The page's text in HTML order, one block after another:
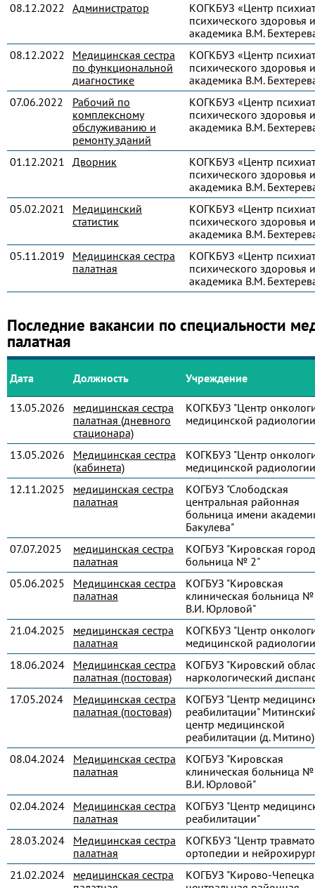
08.12.2022 Администратор
КОГКБУЗ «Центр
психического здоровья
академика В.М.
08.12.2022
Медицинская сестра
по функциональной
диагностике
КОГКБУЗ «Центр
психического здоровья
академика В.М.
07.06.2022
Рабочий по
комплексному
обслуживанию и
ремонту зданий
КОГКБУЗ «Центр
психического здоровья
академика В.М.
01.12.2021 Дворник
КОГКБУЗ «Центр
психического здоровья
академика В.М.
05.02.2021
Медицинский
статистик
КОГКБУЗ «Центр
психического здоровья
академика В.М.
05.11.2019
Медицинская сестра
палатная
КОГКБУЗ «Центр
психического здоровья
академика В.М.
Последние вакансии по специальности
палатная
Дата Должность Учреждение
13.05.2026
медицинская сестра
палатная (дневного
стационара)
КОГКБУЗ "Центр
медицинской
13.05.2026
Медицинская сестра
(кабинета)
КОГКБУЗ "Центр
медицинской
12.11.2025
медицинская сестра
палатная
КОГБУЗ "Слободская
центральная районная
больница имени
Бакулева"
07.07.2025
медицинская сестра
палатная
КОГБУЗ "Кировская
больница № 2"
05.06.2025
Медицинская сестра
палатная
КОГБУЗ "Кировская
клиническая больница
В.И. Юрловой"
21.04.2025
медицинская сестра
палатная
КОГКБУЗ "Центр
медицинской
18.06.2024
Медицинская сестра
палатная (постовая)
КОГБУЗ "Кировский
наркологический
17.05.2024
Медицинская сестра
палатная (постовая)
КОГБУЗ "Центр
реабилитации"
центр медицинской
реабилитации (д. Митино)
08.04.2024
Медицинская сестра
палатная
КОГБУЗ "Кировская
клиническая больница
В.И. Юрловой"
02.04.2024
Медицинская сестра
палатная
КОГБУЗ "Центр
реабилитации"
28.03.2024
Медицинская сестра
палатная
КОГКБУЗ "Центр
ортопедии и
21.02.2024
медицинская сестра
КОГБУЗ "Кирово-